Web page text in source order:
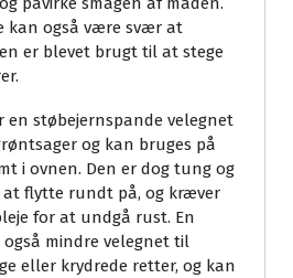
kan også være svær at
er blevet brugt til at stege
en støbejernspande velegnet
og kan bruges på
i ovnen. Den er dog tung og
flytte rundt på, og kræver
for at undgå rust. En
mindre velegnet til
eller krydrede retter, og kan